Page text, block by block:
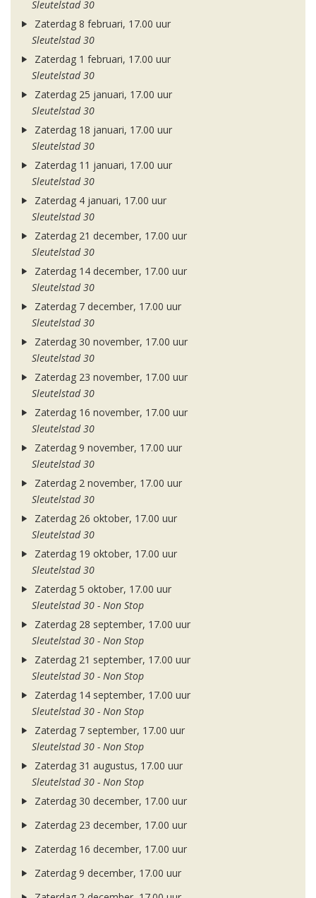
Sleutelstad 30
Zaterdag 8 februari, 17.00 uur
Sleutelstad 30
Zaterdag 1 februari, 17.00 uur
Sleutelstad 30
Zaterdag 25 januari, 17.00 uur
Sleutelstad 30
Zaterdag 18 januari, 17.00 uur
Sleutelstad 30
Zaterdag 11 januari, 17.00 uur
Sleutelstad 30
Zaterdag 4 januari, 17.00 uur
Sleutelstad 30
Zaterdag 21 december, 17.00 uur
Sleutelstad 30
Zaterdag 14 december, 17.00 uur
Sleutelstad 30
Zaterdag 7 december, 17.00 uur
Sleutelstad 30
Zaterdag 30 november, 17.00 uur
Sleutelstad 30
Zaterdag 23 november, 17.00 uur
Sleutelstad 30
Zaterdag 16 november, 17.00 uur
Sleutelstad 30
Zaterdag 9 november, 17.00 uur
Sleutelstad 30
Zaterdag 2 november, 17.00 uur
Sleutelstad 30
Zaterdag 26 oktober, 17.00 uur
Sleutelstad 30
Zaterdag 19 oktober, 17.00 uur
Sleutelstad 30
Zaterdag 5 oktober, 17.00 uur
Sleutelstad 30 - Non Stop
Zaterdag 28 september, 17.00 uur
Sleutelstad 30 - Non Stop
Zaterdag 21 september, 17.00 uur
Sleutelstad 30 - Non Stop
Zaterdag 14 september, 17.00 uur
Sleutelstad 30 - Non Stop
Zaterdag 7 september, 17.00 uur
Sleutelstad 30 - Non Stop
Zaterdag 31 augustus, 17.00 uur
Sleutelstad 30 - Non Stop
Zaterdag 30 december, 17.00 uur
Zaterdag 23 december, 17.00 uur
Zaterdag 16 december, 17.00 uur
Zaterdag 9 december, 17.00 uur